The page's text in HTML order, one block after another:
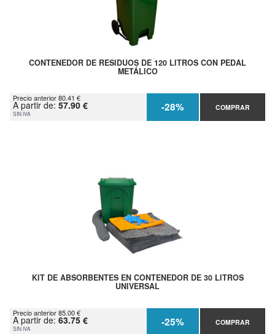
CONTENEDOR DE RESIDUOS DE 120 LITROS CON PEDAL
METÁLICO
Precio anterior 80.41 €
A partir de: 57.90 €
SIN IVA -28% COMPRAR
KIT DE ABSORBENTES EN CONTENEDOR DE 30 LITROS
UNIVERSAL
Precio anterior 85.00 €
A partir de: 63.75 €
SIN IVA -25% COMPRAR